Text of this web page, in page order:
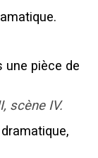
une pièce de
scène IV.